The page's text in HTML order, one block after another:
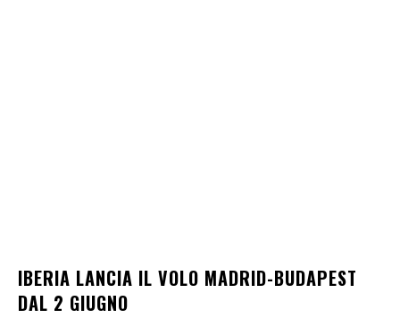
IBERIA LANCIA IL VOLO MADRID-BUDAPEST
DAL 2 GIUGNO